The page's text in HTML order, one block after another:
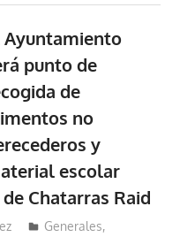
Ayuntamiento
punto de
de
no
y
escolar
Chatarras Raid
Generales,